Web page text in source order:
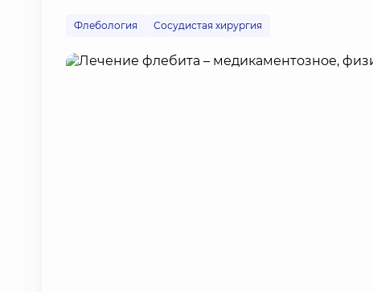
Флебология Сосудистая хирургия